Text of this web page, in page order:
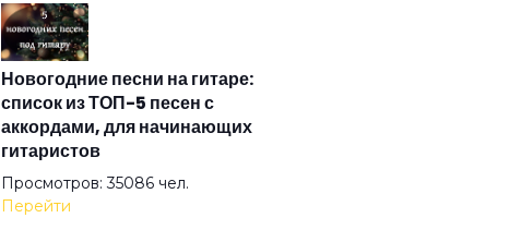
Квесты
Колыбельная
Коррупция
Новогодние песни на гитаре:
список из ТОП-5 песен с
аккордами, для начинающих
гитаристов
Просмотров: 35086 чел.
Перейти